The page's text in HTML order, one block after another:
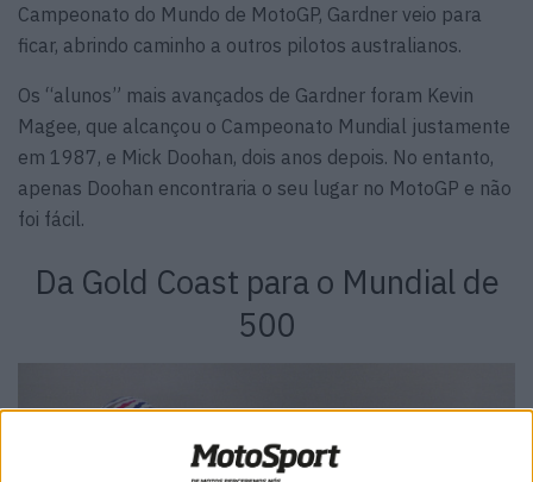
Campeonato do Mundo de MotoGP, Gardner veio para
ficar, abrindo caminho a outros pilotos australianos.
Os “alunos” mais avançados de Gardner foram Kevin
Magee, que alcançou o Campeonato Mundial justamente
em 1987, e Mick Doohan, dois anos depois. No entanto,
apenas Doohan encontraria o seu lugar no MotoGP e não
foi fácil.
Da Gold Coast para o Mundial de
500